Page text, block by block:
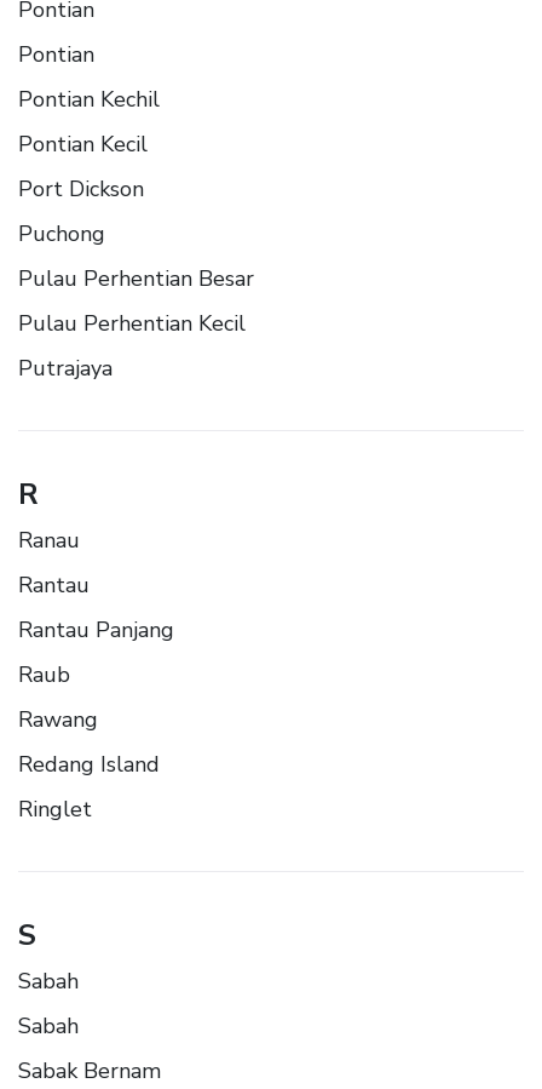
Pontian
Pontian
Pontian Kechil
Pontian Kecil
Port Dickson
Puchong
Pulau Perhentian Besar
Pulau Perhentian Kecil
Putrajaya
R
Ranau
Rantau
Rantau Panjang
Raub
Rawang
Redang Island
Ringlet
S
Sabah
Sabah
Sabak Bernam